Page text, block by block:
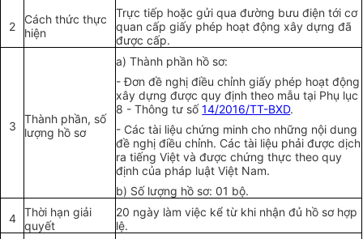
2
Cách thức thực
hiện
Trực tiếp hoặc gửi qua đường bưu điện tới cơ
quan cấp giấy phép hoạt động xây dựng đã
được cấp.
3
Thành phần, số
lượng hồ sơ
a) Thành phần hồ sơ:
- Đơn đề nghị điều chỉnh giấy phép hoạt động
xây dựng được quy định theo mẫu tại Phụ lục
8 - Thông tư số14/2016/TT-BXD.
- Các tài liệu chứng minh cho những nội dung
đề nghị điều chỉnh. Các tài liệu phải được dịch
ra tiếngViệt và được chứng thực theo quy
định của pháp luật Việt Nam.
b) Số lượng hồ sơ: 01 bộ.
4
Thời hạn giải
quyết
20 ngày làm việc kể từ khi nhận đủ hồ sơ hợp
lệ.